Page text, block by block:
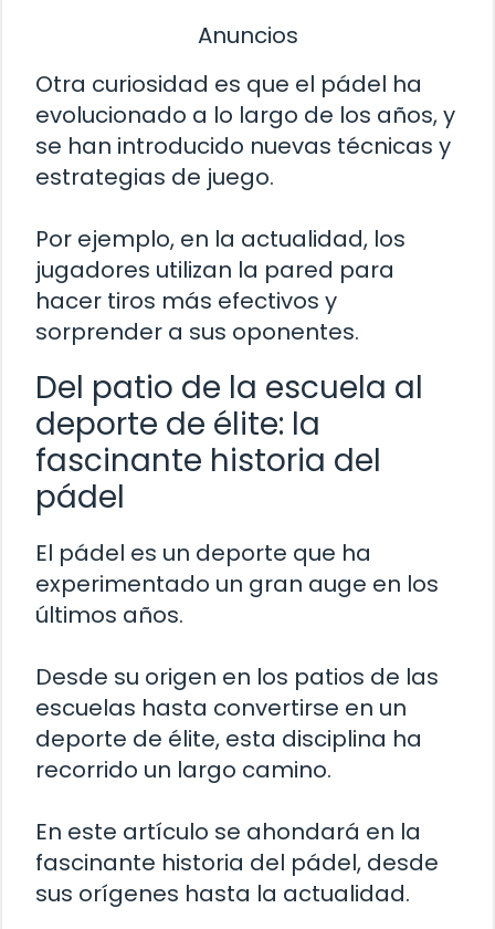
Anuncios
Otra curiosidad es que el pádel ha
evolucionado a lo largo de los años, y
se han introducido nuevas técnicas y
estrategias de juego.
Por ejemplo, en la actualidad, los
jugadores utilizan la pared para
hacer tiros más efectivos y
sorprender a sus oponentes.
Del patio de la escuela al
deporte de élite: la
fascinante historia del
pádel
El pádel es un deporte que ha
experimentado un gran auge en los
últimos años.
Desde su origen en los patios de las
escuelas hasta convertirse en un
deporte de élite, esta disciplina ha
recorrido un largo camino.
En este artículo se ahondará en la
fascinante historia del pádel, desde
sus orígenes hasta la actualidad.